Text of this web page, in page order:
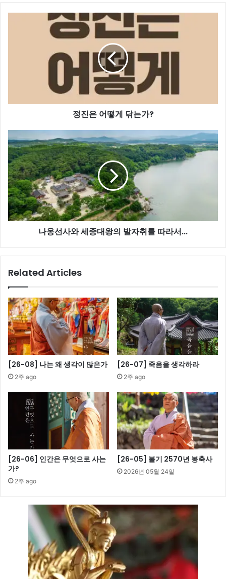
가?
정진은 어떻게 닦는가?
옹
선
사
와
세
종
대
왕
를
서...
나옹선사와 세종대왕의 발자취를 따라서...
Related Articles
[26-08] 나는 왜 생각이 많은가
2주 ago
[26-07] 죽음을 생각하라
2주 ago
[26-06] 인간은 무엇으로 사는
가?
2주 ago
[26-05] 불기 2570년 봉축사
2026년 05월 24일